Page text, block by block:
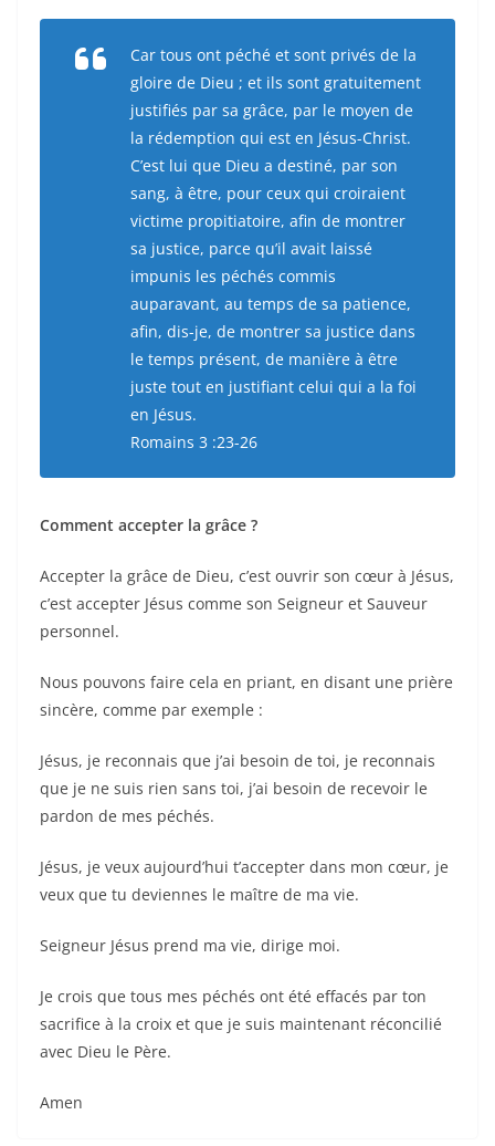
Car tous ont péché et sont privés de la
gloire de Dieu ; et ils sont gratuitement
justifiés par sa grâce, par le moyen de
la rédemption qui est en Jésus-Christ.
C’est lui que Dieu a destiné, par son
sang, à être, pour ceux qui croiraient
victime propitiatoire, afin de montrer
sa justice, parce qu’il avait laissé
impunis les péchés commis
auparavant, au temps de sa patience,
afin, dis-je, de montrer sa justice dans
le temps présent, de manière à être
juste tout en justifiant celui qui a la foi
en Jésus.
Romains 3 :23-26
Comment accepter la grâce ?
Accepter la grâce de Dieu, c’est ouvrir son cœur à Jésus,
c’est accepter Jésus comme son Seigneur et Sauveur
personnel.
Nous pouvons faire cela en priant, en disant une prière
sincère, comme par exemple :
Jésus, je reconnais que j’ai besoin de toi, je reconnais
que je ne suis rien sans toi, j’ai besoin de recevoir le
pardon de mes péchés.
Jésus, je veux aujourd’hui t’accepter dans mon cœur, je
veux que tu deviennes le maître de ma vie.
Seigneur Jésus prend ma vie, dirige moi.
Je crois que tous mes péchés ont été effacés par ton
sacrifice à la croix et que je suis maintenant réconcilié
avec Dieu le Père.
Amen